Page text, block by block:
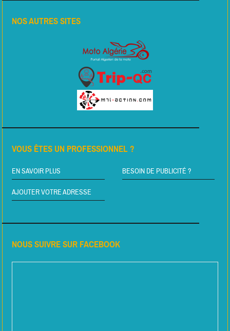
NOS AUTRES SITES
VOUS ÊTES UN PROFESSIONNEL ?
EN SAVOIR PLUS BESOIN DE PUBLICITÉ ?
AJOUTER VOTRE ADRESSE
NOUS SUIVRE SUR FACEBOOK